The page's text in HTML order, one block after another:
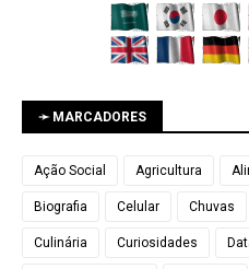
➛ MARCADORES
Ação Social Agricultura
Biografia Celular Chuvas
Culinária Curiosidades